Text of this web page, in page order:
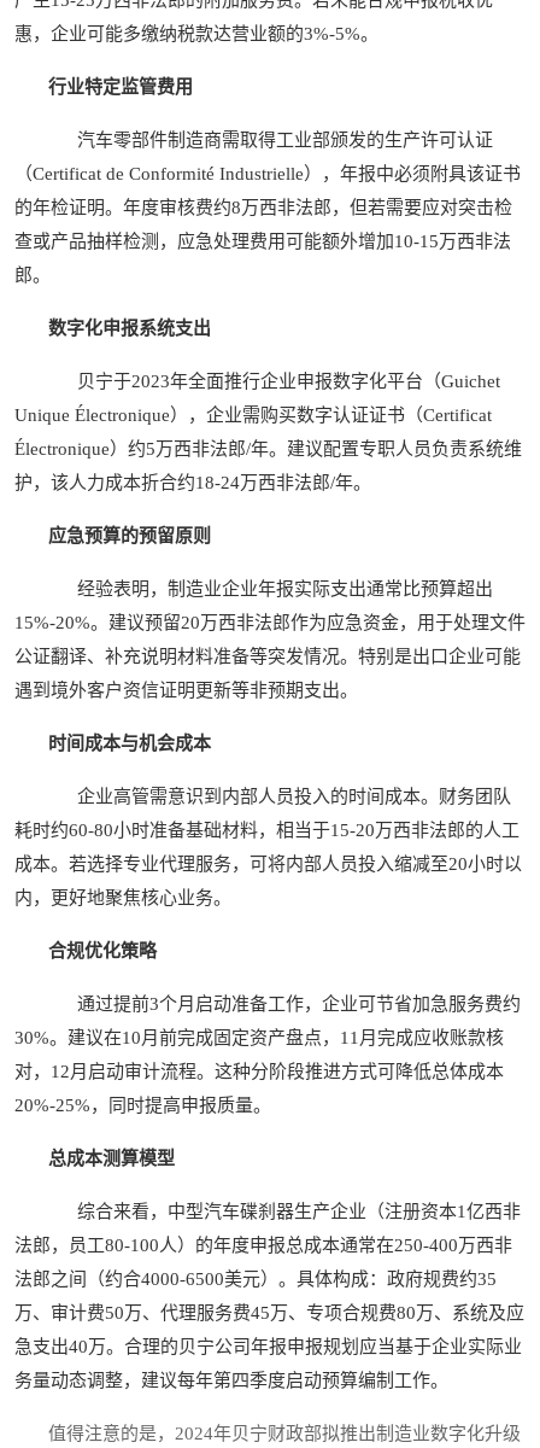
惠，企业可能多缴纳税款达营业额的3%-5%。
行业特定监管费用
汽车零部件制造商需取得工业部颁发的生产许可认证
（Certificat de Conformité Industrielle），年报中必须附具该证书
的年检证明。年度审核费约8万西非法郎，但若需要应对突击检
查或产品抽样检测，应急处理费用可能额外增加10-15万西非法
郎。
数字化申报系统支出
贝宁于2023年全面推行企业申报数字化平台（Guichet
Unique Électronique），企业需购买数字认证证书（Certificat
Électronique）约5万西非法郎/年。建议配置专职人员负责系统维
护，该人力成本折合约18-24万西非法郎/年。
应急预算的预留原则
经验表明，制造业企业年报实际支出通常比预算超出
15%-20%。建议预留20万西非法郎作为应急资金，用于处理文件
公证翻译、补充说明材料准备等突发情况。特别是出口企业可能
遇到境外客户资信证明更新等非预期支出。
时间成本与机会成本
企业高管需意识到内部人员投入的时间成本。财务团队
耗时约60-80小时准备基础材料，相当于15-20万西非法郎的人工
成本。若选择专业代理服务，可将内部人员投入缩减至20小时以
内，更好地聚焦核心业务。
合规优化策略
通过提前3个月启动准备工作，企业可节省加急服务费约
30%。建议在10月前完成固定资产盘点，11月完成应收账款核
对，12月启动审计流程。这种分阶段推进方式可降低总体成本
20%-25%，同时提高申报质量。
总成本测算模型
综合来看，中型汽车碟刹器生产企业（注册资本1亿西非
法郎，员工80-100人）的年度申报总成本通常在250-400万西非
法郎之间（约合4000-6500美元）。具体构成：政府规费约35
万、审计费50万、代理服务费45万、专项合规费80万、系统及应
急支出40万。合理的贝宁公司年报申报规划应当基于企业实际业
务量动态调整，建议每年第四季度启动预算编制工作。
值得注意的是，2024年贝宁财政部拟推出制造业数字化升级